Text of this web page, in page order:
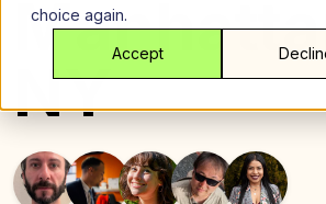
choice again.
Accept
NY